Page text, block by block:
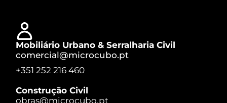
Mobiliário Urbano & Serralharia Civil
comercial@microcubo.pt
+351 252 216 460
Construção Civil
obras@microcubo.pt